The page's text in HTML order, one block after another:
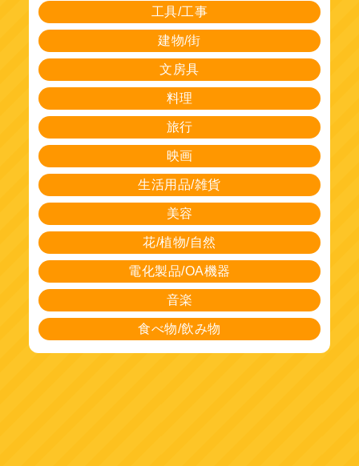
工具/工事
建物/街
文房具
料理
旅行
映画
生活用品/雑貨
美容
花/植物/自然
電化製品/OA機器
音楽
食べ物/飲み物